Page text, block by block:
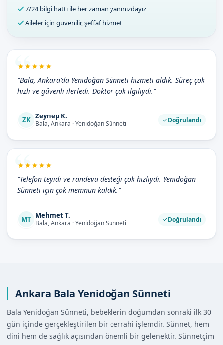
7/24 bilgi hattı ile her zaman yanınızdayız
Aileler için güvenilir, şeffaf hizmet
"Bala, Ankara'da Yenidoğan Sünneti hizmeti aldık. Süreç çok
hızlı ve güvenli ilerledi. Doktor çok ilgiliydi."
ZK Zeynep K.
Bala, Ankara · Yenidoğan Sünneti Doğrulandı
"Telefon teyidi ve randevu desteği çok hızlıydı. Yenidoğan
Sünneti için çok memnun kaldık."
MT Mehmet T.
Bala, Ankara · Yenidoğan Sünneti Doğrulandı
Ankara Bala Yenidoğan Sünneti
Bala Yenidoğan Sünneti, bebeklerin doğumdan sonraki ilk 30
gün içinde gerçekleştirilen bir cerrahi işlemdir. Sünnet, hem
dini hem de sağlık açısından önemli bir gelenektir. Sünnetçim